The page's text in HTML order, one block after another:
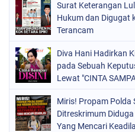
Surat Keterangan
Hukum dan Digugat
Terancam
Diva Hani Hadirkan
pada Sebuah
Lewat "CINTA
Miris! Propam Polda
Ditreskrimum
Yang Mencari